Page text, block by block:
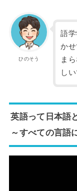
ひのそう
語
か
ま
し
英語って日本語
～すべての言語